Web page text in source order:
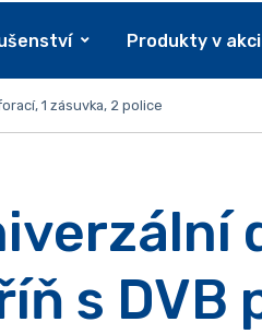
Produkty v akci
1 zásuvka, 2 police
s DVB